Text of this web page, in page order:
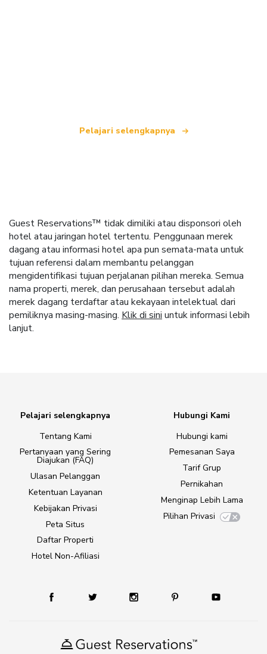
Pelajari selengkapnya
Guest Reservations™ tidak dimiliki atau disponsori oleh
hotel atau jaringan hotel tertentu. Penggunaan merek
dagang atau informasi hotel apa pun semata-mata untuk
tujuan referensi dalam membantu pelanggan
mengidentifikasi tujuan perjalanan pilihan mereka. Semua
nama properti, merek, dan perusahaan tersebut adalah
merek dagang terdaftar atau kekayaan intelektual dari
pemiliknya masing-masing. Klik di sini untuk informasi lebih
lanjut.
Pelajari selengkapnya
Tentang Kami
Pertanyaan yang Sering
Diajukan (FAQ)
Ulasan Pelanggan
Ketentuan Layanan
Kebijakan Privasi
Peta Situs
Daftar Properti
Hotel Non-Afiliasi
Hubungi Kami
Hubungi kami
Pemesanan Saya
Tarif Grup
Pernikahan
Menginap Lebih Lama
Pilihan Privasi